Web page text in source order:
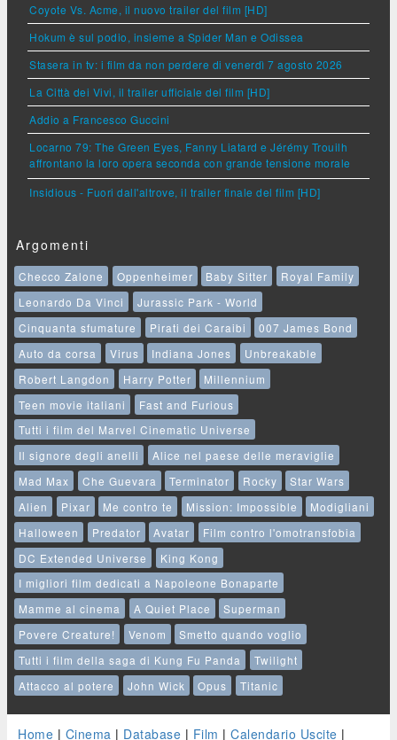
Coyote Vs. Acme, il nuovo trailer del film [HD]
Hokum è sul podio, insieme a Spider Man e Odissea
Stasera in tv: i film da non perdere di venerdì 7 agosto 2026
La Città dei Vivi, il trailer ufficiale del film [HD]
Addio a Francesco Guccini
Locarno 79: The Green Eyes, Fanny Liatard e Jérémy Trouilh
affrontano la loro opera seconda con grande tensione morale
Insidious - Fuori dall'altrove, il trailer finale del film [HD]
Argomenti
Checco Zalone Oppenheimer Baby Sitter
Royal Family
Leonardo Da Vinci
Jurassic Park - World
Cinquanta sfumature
Pirati dei Caraibi
007 James Bond
Auto da corsa
Virus Indiana Jones
Unbreakable
Robert Langdon
Harry Potter
Millennium
Teen movie italiani
Fast and Furious
Tutti i film del Marvel Cinematic Universe
Il signore degli anelli
Alice nel paese delle meraviglie
Mad Max
Che Guevara Terminator Rocky
Star Wars
Alien
Pixar Me contro te Mission: Impossible
Modigliani
Halloween
Predator Avatar
Film contro l'omotransfobia
DC Extended Universe
King Kong
I migliori film dedicati a Napoleone Bonaparte
Mamme al cinema
A Quiet Place
Superman
Povere Creature!
Venom
Smetto quando voglio
Tutti i film della saga di Kung Fu Panda
Twilight
Attacco al potere
John Wick Opus Titanic
Home | Cinema | Database | Film | Calendario Uscite |